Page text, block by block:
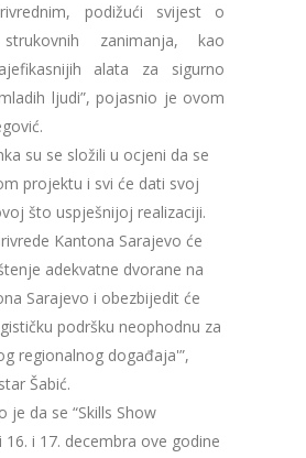
podižući svijest o
zanimanja, kao
alata za sigurno
ljudi”, pojasnio je ovom
su se složili u ocjeni da se
projektu i svi će dati svoj
što uspješnijoj realizaciji.
Kantona Sarajevo će
adekvatne dvorane na
Sarajevo i obezbijedit će
podršku neophodnu za
regionalnog događaja'”,
Šabić.
je da se “Skills Show
16. i 17. decembra ove godine